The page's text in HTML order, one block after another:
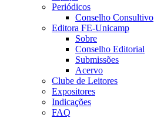
Periódicos
Conselho Consultivo
Editora FE-Unicamp
Sobre
Conselho Editorial
Submissões
Acervo
Clube de Leitores
Expositores
Indicações
FAQ